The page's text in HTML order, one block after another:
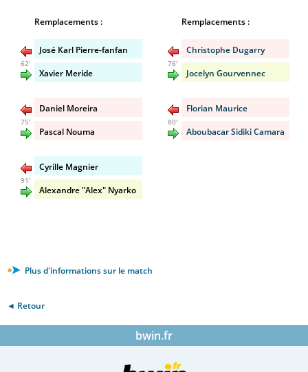
Remplacements :
José Karl Pierre-fanfan
62'
Xavier Meride
Daniel Moreira
75'
Pascal Nouma
Cyrille Magnier
91'
Alexandre "Alex" Nyarko
Remplacements :
Christophe Dugarry
76'
Jocelyn Gourvennec
Florian Maurice
80'
Aboubacar Sidiki Camara
Plus d'informations sur le match
◄ Retour
bwin.fr